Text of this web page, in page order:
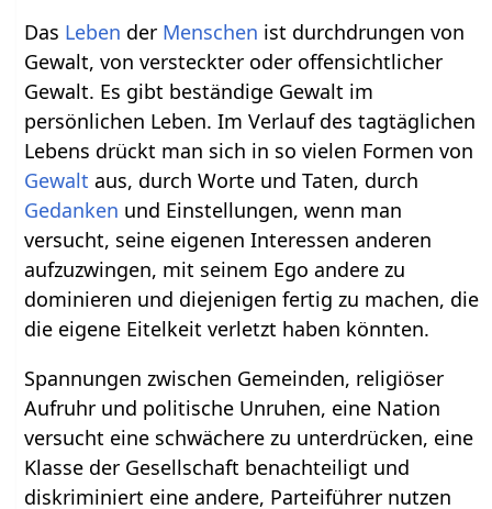
Das Leben der Menschen ist durchdrungen von
Gewalt, von versteckter oder offensichtlicher
Gewalt. Es gibt beständige Gewalt im
persönlichen Leben. Im Verlauf des tagtäglichen
Lebens drückt man sich in so vielen Formen von
Gewalt aus, durch Worte und Taten, durch
Gedanken und Einstellungen, wenn man
versucht, seine eigenen Interessen anderen
aufzuzwingen, mit seinem Ego andere zu
dominieren und diejenigen fertig zu machen, die
die eigene Eitelkeit verletzt haben könnten.
Spannungen zwischen Gemeinden, religiöser
Aufruhr und politische Unruhen, eine Nation
versucht eine schwächere zu unterdrücken, eine
Klasse der Gesellschaft benachteiligt und
diskriminiert eine andere, Parteiführer nutzen